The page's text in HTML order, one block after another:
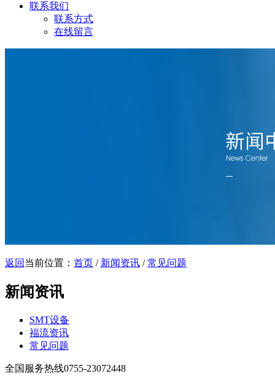
联系我们
联系方式
在线留言
返回 当前位置： 首页 / 新闻资讯 /常见问题
新闻资讯
SMT设备
福流资讯
常见问题
全国服务热线0755-23072448